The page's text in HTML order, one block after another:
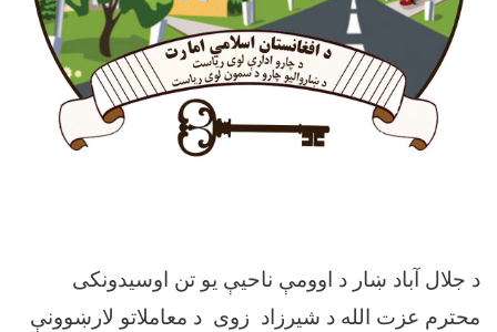
د جلال آباد ښار د اوومې ناحیې یو تن اوسیدونکی
محترم عزت الله د شیرزاد زوی د معاملاتو لارښوونې